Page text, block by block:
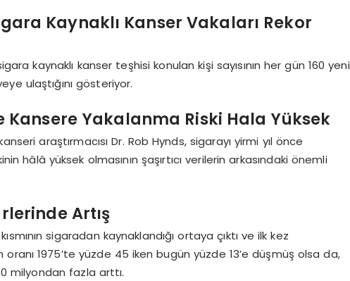
Kaynaklı Kanser Vakaları Rekor
kaynaklı kanser teşhisi konulan kişi sayısının her gün 160 yeni
ulaştığını gösteriyor.
Kansere Yakalanma Riski Hala Yüksek
araştırmacısı Dr. Rob Hynds, sigarayı yirmi yıl önce
hâlâ yüksek olmasının şaşırtıcı verilerin arkasındaki önemli
Artış
sigaradan kaynaklandığı ortaya çıktı ve ilk kez
1975’te yüzde 45 iken bugün yüzde 13’e düşmüş olsa da,
milyondan fazla arttı.